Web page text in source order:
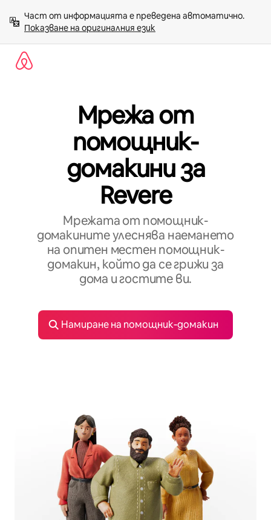
към
съдържанието
Показване на оригиналния език
Мрежа от
помощник-
домакини за
Revere
Мрежата от помощник-
домакините улеснява наемането
на опитен местен помощник-
домакин, който да се грижи за
дома и гостите ви.
Намиране на помощник‑домакин